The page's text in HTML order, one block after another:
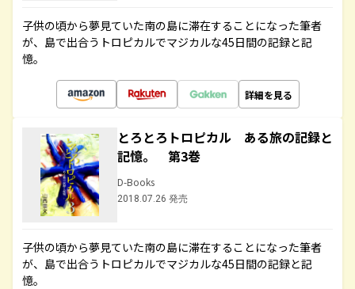
子供の頃から夢見ていた南の島に滞在することになった筆者
が、島で出合うトロピカルでマジカルな45日間の記録と記
憶。
詳細を見る
とろとろトロピカル ある旅の記録と
記憶。 第3巻
D-Books
2018.07.26 発売
子供の頃から夢見ていた南の島に滞在することになった筆者
が、島で出合うトロピカルでマジカルな45日間の記録と記
憶。